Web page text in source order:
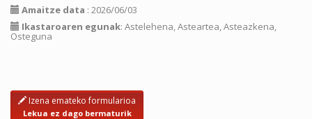
Amaitze data : 2026/06/03
Ikastaroaren egunak: Astelehena, Asteartea, Asteazkena,
Osteguna
Izena emateko formularioa
Lekua ez dago bermaturik